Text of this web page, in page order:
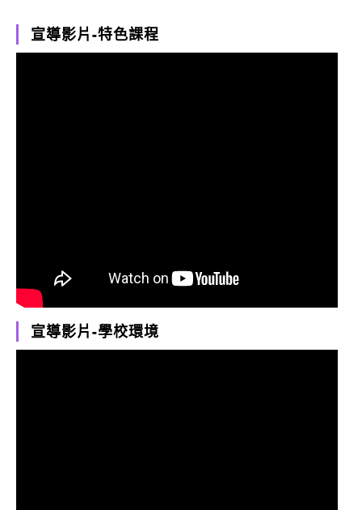
宣導影片-特色課程
宣導影片-學校環境